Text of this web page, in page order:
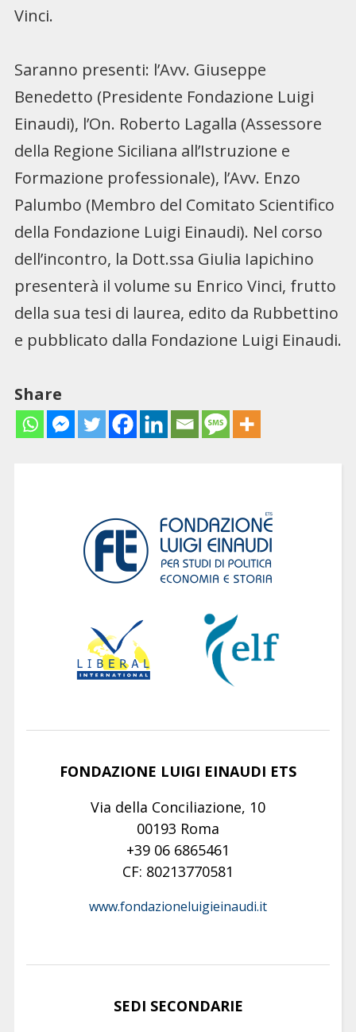
Vinci.
Saranno presenti: l’Avv. Giuseppe
Benedetto (Presidente Fondazione Luigi
Einaudi), l’On. Roberto Lagalla (Assessore
della Regione Siciliana all’Istruzione e
Formazione professionale), l’Avv. Enzo
Palumbo (Membro del Comitato Scientifico
della Fondazione Luigi Einaudi). Nel corso
dell’incontro, la Dott.ssa Giulia Iapichino
presenterà il volume su Enrico Vinci, frutto
della sua tesi di laurea, edito da Rubbettino
e pubblicato dalla Fondazione Luigi Einaudi.
Share
FONDAZIONE LUIGI EINAUDI ETS
Via della Conciliazione, 10
00193 Roma
+39 06 6865461
CF: 80213770581
www.fondazioneluigieinaudi.it
SEDI SECONDARIE